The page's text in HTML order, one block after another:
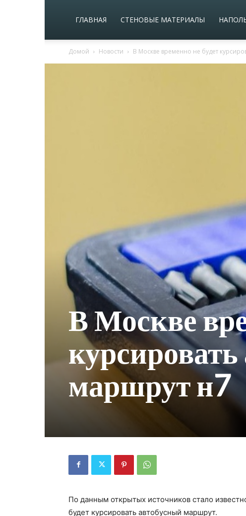
ГЛАВНАЯ СТЕНОВЫЕ МАТЕРИАЛЫ
Домой Новости В Москве временно не будет
В Москве
маршрут н7
По данным открытых источников стало
будет курсировать автобусный маршрут.